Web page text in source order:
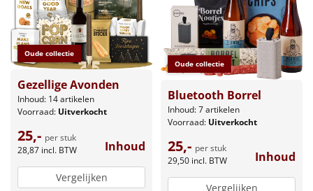
Oude collectie
Gezellige Avonden
Inhoud: 14 artikelen
Voorraad: Uitverkocht
25,- per stuk
28,87 incl. BTW Inhoud
Vergelijken
Oude collectie
Bluetooth Borrel
Inhoud: 7 artikelen
Voorraad: Uitverkocht
25,- per stuk
29,50 incl. BTW Inhoud
Vergelijken